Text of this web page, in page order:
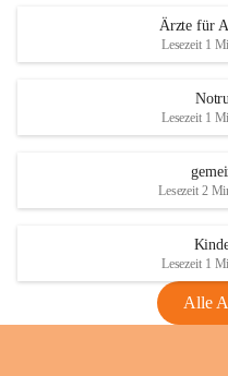
Ärzte für
Lesezeit 1
Lesezeit 1
Lesezeit 2
Lesezeit 1
Alle